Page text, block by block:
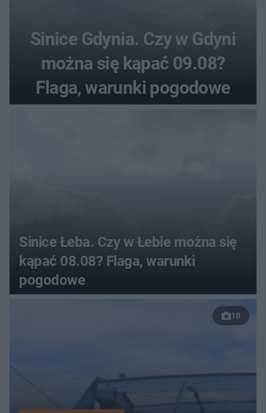
Sinice Gdynia. Czy w Gdyni
można się kąpać 09.08?
Flaga, warunki pogodowe
Sinice Łeba. Czy w Łebie można się
kąpać 08.08? Flaga, warunki
pogodowe
10